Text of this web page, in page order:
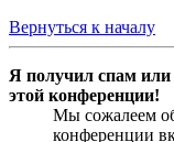
Вернуться к началу
Я получил спам или
этой конференции!
Мы сожалеем
конференции